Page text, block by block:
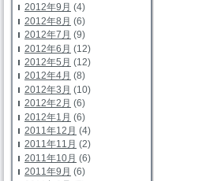
2012年9月 (4)
2012年8月 (6)
2012年7月 (9)
2012年6月 (12)
2012年5月 (12)
2012年4月 (8)
2012年3月 (10)
2012年2月 (6)
2012年1月 (6)
2011年12月 (4)
2011年11月 (2)
2011年10月 (6)
2011年9月 (6)